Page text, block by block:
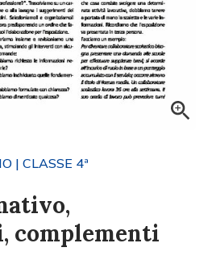
| CLASSE 4ª
complementi